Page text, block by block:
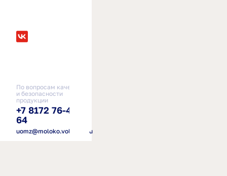
По вопросам качества
и безопасности
продукции
+7 8172 76-41-
64
uomz@moloko.vologda.ru